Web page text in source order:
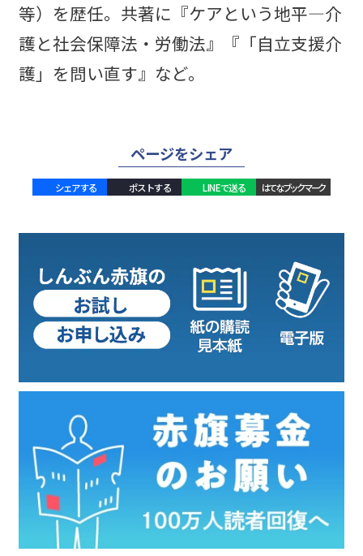
等）を歴任。共著に『ケアという地平―介
護と社会保障法・労働法』『「自立支援介
護」を問い直す』など。
ページをシェア
シェアする ポストする LINEで送る はてなブックマーク